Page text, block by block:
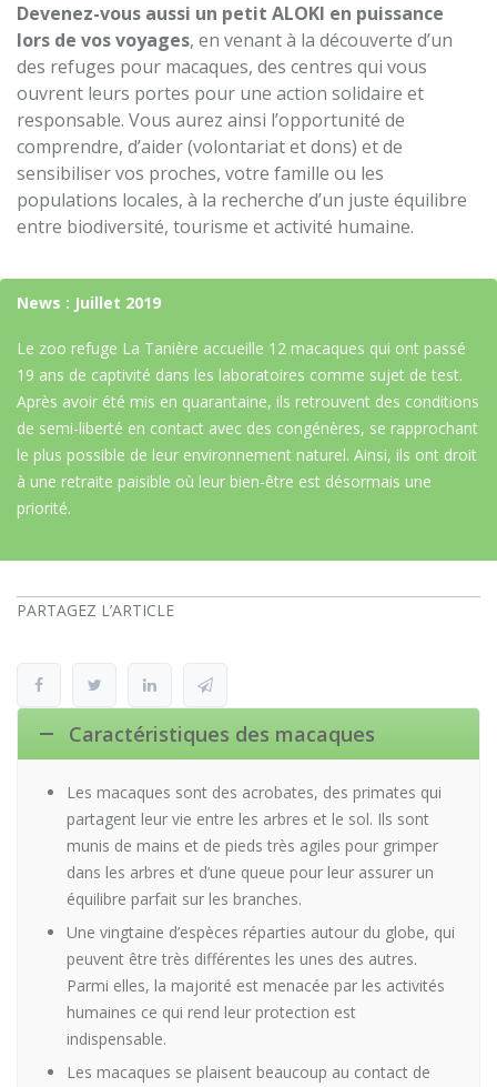
Devenez-vous aussi un petit ALOKI en puissance
lors de vos voyages, en venant à la découverte d’un
des refuges pour macaques, des centres qui vous
ouvrent leurs portes pour une action solidaire et
responsable. Vous aurez ainsi l’opportunité de
comprendre, d’aider (volontariat et dons) et de
sensibiliser vos proches, votre famille ou les
populations locales, à la recherche d’un juste équilibre
entre biodiversité, tourisme et activité humaine.
News : Juillet 2019
Le zoo refuge La Tanière accueille 12 macaques qui ont passé
19 ans de captivité dans les laboratoires comme sujet de test.
Après avoir été mis en quarantaine, ils retrouvent des conditions
de semi-liberté en contact avec des congénères, se rapprochant
le plus possible de leur environnement naturel. Ainsi, ils ont droit
à une retraite paisible où leur bien-être est désormais une
priorité.
PARTAGEZ L’ARTICLE
Caractéristiques des macaques
Les macaques sont des acrobates, des primates qui
partagent leur vie entre les arbres et le sol. Ils sont
munis de mains et de pieds très agiles pour grimper
dans les arbres et d’une queue pour leur assurer un
équilibre parfait sur les branches.
Une vingtaine d’espèces réparties autour du globe, qui
peuvent être très différentes les unes des autres.
Parmi elles, la majorité est menacée par les activités
humaines ce qui rend leur protection est
indispensable.
Les macaques se plaisent beaucoup au contact de